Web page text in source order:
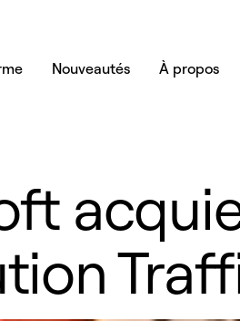
Nouveautés À propos